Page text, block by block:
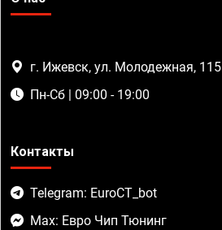
г. Ижевск, ул. Молодежная, 115
Пн-Сб | 09:00 - 19:00
Контакты
Telegram: EuroCT_bot
Max: Евро Чип Тюнинг